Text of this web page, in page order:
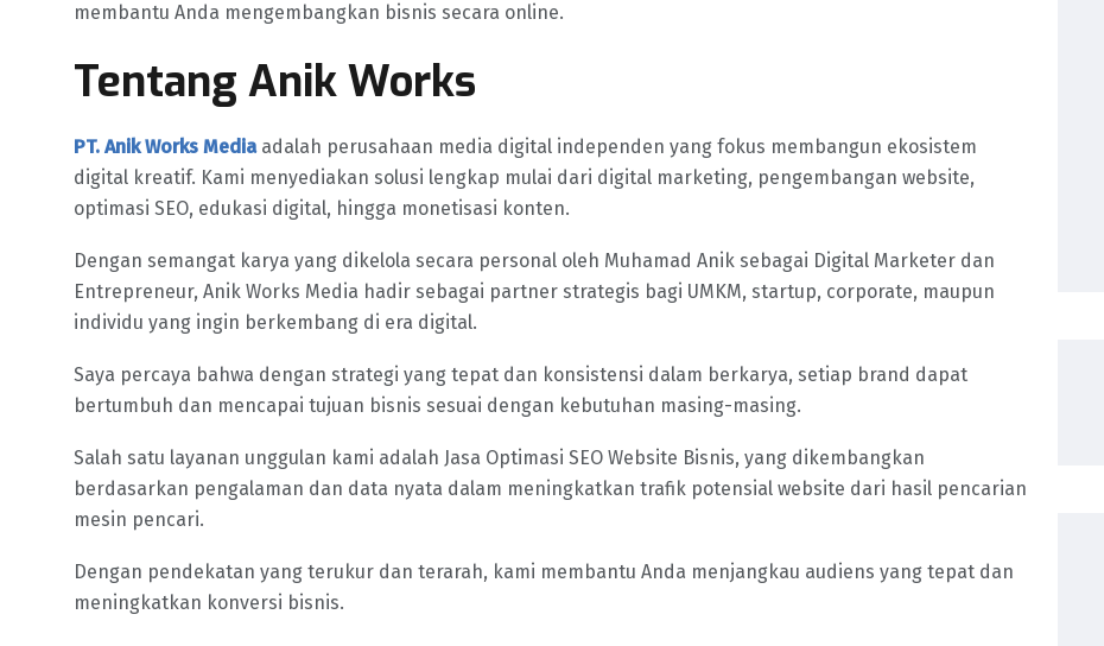
membantu Anda mengembangkan bisnis secara online.
Tentang Anik Works
PT. Anik Works Mediaadalah perusahaan media digital independen yang fokus membangun ekosistem
digital kreatif. Kami menyediakan solusi lengkap mulai dari digital marketing, pengembangan website,
optimasi SEO, edukasi digital, hingga monetisasi konten.
Dengan semangat karya yang dikelola secara personal oleh Muhamad Anik sebagai Digital Marketer dan
Entrepreneur, Anik Works Media hadir sebagai partner strategis bagi UMKM, startup, corporate, maupun
individu yang ingin berkembang di era digital.
Saya percaya bahwa dengan strategi yang tepat dan konsistensi dalam berkarya, setiap brand dapat
bertumbuh dan mencapai tujuan bisnis sesuai dengan kebutuhan masing-masing.
Salah satu layanan unggulan kami adalah Jasa Optimasi SEO Website Bisnis, yang dikembangkan
berdasarkan pengalaman dan data nyata dalam meningkatkan trafik potensial website dari hasil pencarian
mesin pencari.
Dengan pendekatan yang terukur dan terarah, kami membantu Anda menjangkau audiens yang tepat dan
meningkatkan konversi bisnis.